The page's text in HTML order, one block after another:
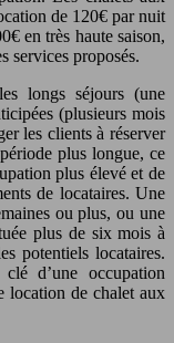
de 120€ par nuit
en très haute saison,
services proposés.
longs séjours (une
(plusieurs mois
les clients à réserver
plus longue, ce
plus élevé et de
de locataires. Une
ou plus, ou une
plus de six mois à
potentiels locataires.
d’une occupation
location de chalet aux